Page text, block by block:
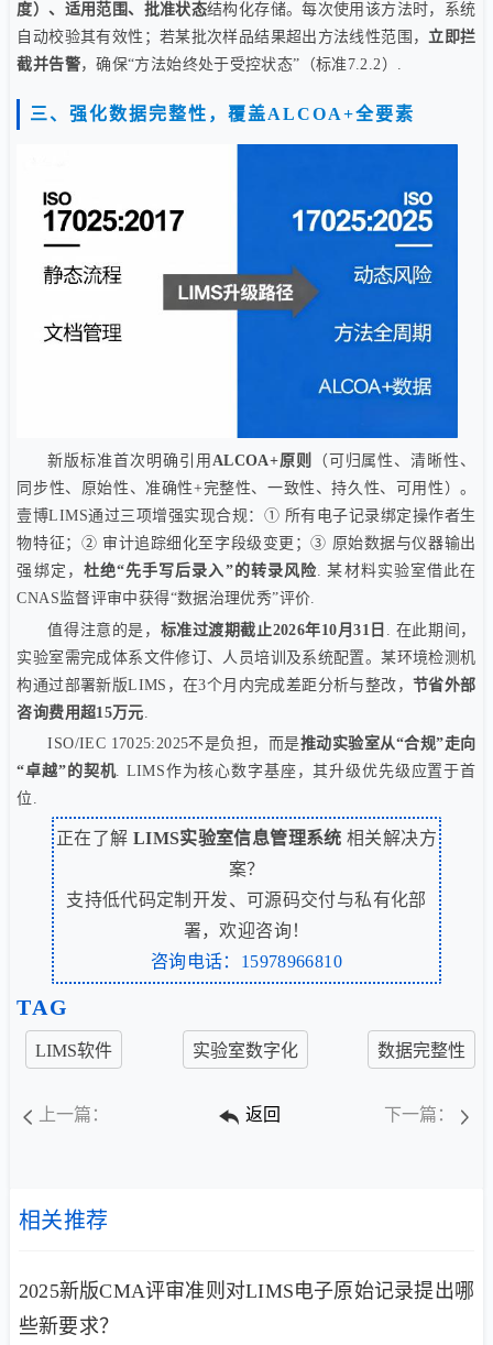
度）、适用范围、批准状态结构化存储。每次使用该方法时，系统
自动校验其有效性；若某批次样品结果超出方法线性范围，立即拦
截并告警，确保“方法始终处于受控状态”（标准7.2.2）.
三、强化数据完整性，覆盖ALCOA+全要素
新版标准首次明确引用 ALCOA+原则
（可归属性、清晰性、
同步性、原始性、准确性+完整性、一致性、持久性、可用性）。
壹博LIMS通过三项增强实现合规：① 所有电子记录绑定操作者生
物特征；② 审计追踪细化至字段级变更；③ 原始数据与仪器输出
强绑定， 杜绝“先手写后录入”的转录风险 . 某材料实验室借此在
CNAS监督评审中获得“数据治理优秀”评价.
值得注意的是， 标准过渡期截止2026年10月31日
. 在此期间，
实验室需完成体系文件修订、人员培训及系统配置。某环境检测机
构通过部署新版LIMS，在3个月内完成差距分析与整改， 节省外部
咨询费用超15万元
ISO/IEC 17025:2025不是负担，而是推动实验室从“合规”走向
“卓越”的契机. LIMS作为核心数字基座，其升级优先级应置于首
位.
正在了解 LIMS实验室信息管理系统 相关解决方
案？
支持低代码定制开发、可源码交付与私有化部
署，欢迎咨询！
咨询电话：15978966810
TAG
LIMS软件 实验室数字化 数据完整性
上一篇： 返回 下一篇：
相关推荐
2025新版CMA评审准则对LIMS电子原始记录提出哪
些新要求？